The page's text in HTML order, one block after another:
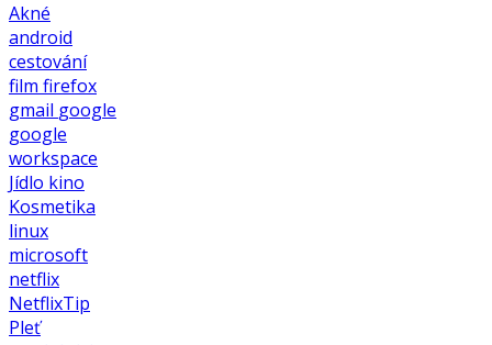
Akné
android
cestování
film firefox
gmail google
google
workspace
Jídlo kino
Kosmetika
linux
microsoft
netflix
NetflixTip
Pleť